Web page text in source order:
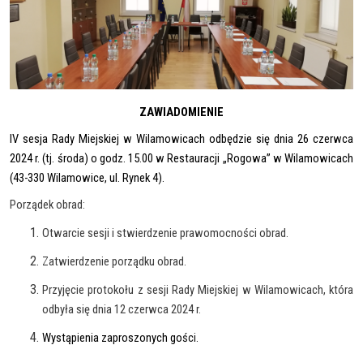
ZAWIADOMIENIE
IV sesja Rady Miejskiej w Wilamowicach odbędzie się dnia 26 czerwca
2024 r. (tj. środa) o godz. 15.00 w Restauracji „Rogowa” w Wilamowicach
(43-330 Wilamowice, ul. Rynek 4).
Porządek obrad:
Otwarcie sesji i stwierdzenie prawomocności obrad.
Zatwierdzenie porządku obrad.
Przyjęcie protokołu z sesji Rady Miejskiej w Wilamowicach, która
odbyła się dnia 12 czerwca 2024 r.
Wystąpienia zaproszonych gości.